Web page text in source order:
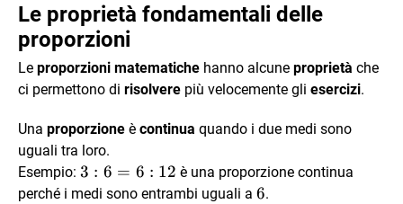
Le proprietà fondamentali delle
proporzioni
Le proporzioni matematiche hanno alcune proprietà che
ci permettono di risolvere più velocemente gli esercizi.
Una proporzione è continua quando i due medi sono
uguali tra loro.
Esempio: 3 :
6
3 : 6 = 6 : 12 è una proporzione continua
perché i medi sono entrambi uguali a 6
6.